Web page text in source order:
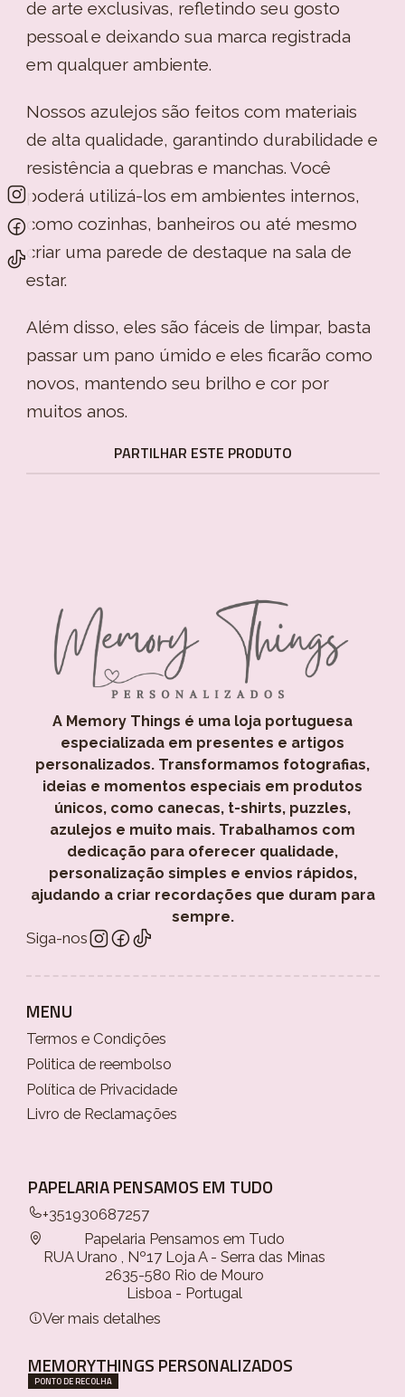
de arte exclusivas, refletindo seu gosto
pessoal e deixando sua marca registrada
em qualquer ambiente.
Nossos azulejos são feitos com materiais
de alta qualidade, garantindo durabilidade e
resistência a quebras e manchas. Você
poderá utilizá-los em ambientes internos,
como cozinhas, banheiros ou até mesmo
criar uma parede de destaque na sala de
estar.
Além disso, eles são fáceis de limpar, basta
passar um pano úmido e eles ficarão como
novos, mantendo seu brilho e cor por
muitos anos.
PARTILHAR ESTE PRODUTO
A Memory Things é uma loja portuguesa
especializada em presentes e artigos
personalizados. Transformamos fotografias,
ideias e momentos especiais em produtos
únicos, como canecas, t-shirts, puzzles,
azulejos e muito mais. Trabalhamos com
dedicação para oferecer qualidade,
personalização simples e envios rápidos,
ajudando a criar recordações que duram para
sempre.
Siga-nos
MENU
Termos e Condições
Politica de reembolso
Política de Privacidade
Livro de Reclamações
PAPELARIA PENSAMOS EM TUDO
+351930687257
Papelaria Pensamos em Tudo
RUA Urano , Nº17 Loja A - Serra das Minas
2635-580 Rio de Mouro
Lisboa - Portugal
Ver mais detalhes
MEMORYTHINGS PERSONALIZADOS
PONTO DE RECOLHA